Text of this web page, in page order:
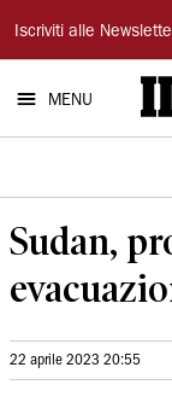
Il
Tirreno
Iscriviti alle
MENU
Sudan,
22 aprile 2023 20:55